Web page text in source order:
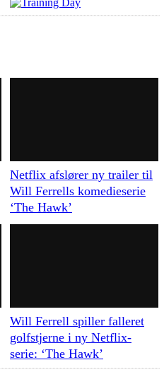
Netflix afslører ny trailer til
Will Ferrells komedieserie
‘The Hawk’
Will Ferrell spiller falleret
golfstjerne i ny Netflix-
serie: ‘The Hawk’